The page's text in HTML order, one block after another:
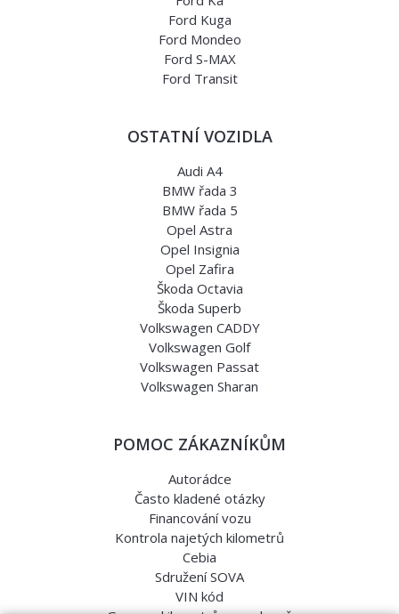
Ford Kuga
Ford Mondeo
Ford S-MAX
Ford Transit
OSTATNÍ VOZIDLA
Audi A4
BMW řada 3
BMW řada 5
Opel Astra
Opel Insignia
Opel Zafira
Škoda Octavia
Škoda Superb
Volkswagen CADDY
Volkswagen Golf
Volkswagen Passat
Volkswagen Sharan
POMOC ZÁKAZNÍKŮM
Autorádce
Často kladené otázky
Financování vozu
Kontrola najetých kilometrů
Cebia
Sdružení SOVA
VIN kód